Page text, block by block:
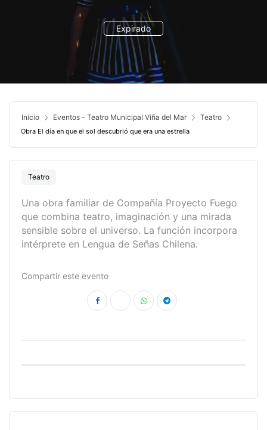
Expirado
Inicio Eventos - Teatro Municipal Viña del Mar Teatro
Obra El día en que el sol descubrió que era una estrella
Teatro
Una obra familiar de Compañía Proyecto Fuego
que combina teatro, imaginación y una mirada
sensible sobre el universo. La función incorpora
intérprete en Lengua de Señas Chilena.
Compartir este evento